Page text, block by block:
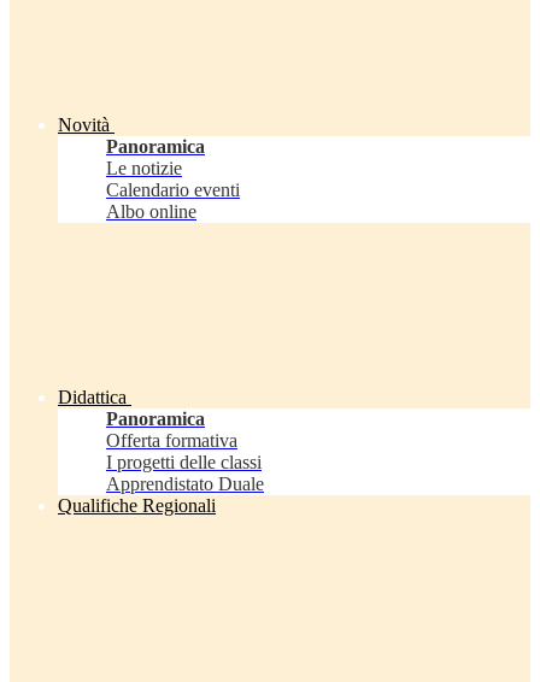
Novità
Panoramica
Le notizie
Calendario eventi
Albo online
Didattica
Panoramica
Offerta formativa
I progetti delle classi
Apprendistato Duale
Qualifiche Regionali